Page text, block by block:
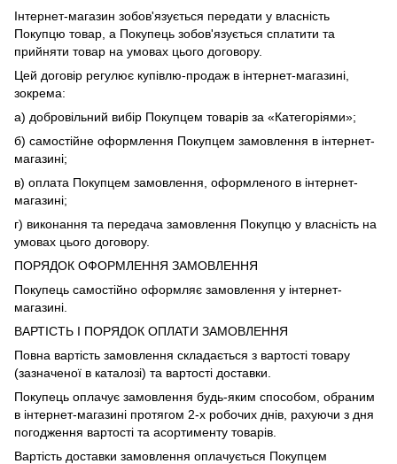
Інтернет-магазин зобов'язується передати у власність
Покупцю товар, а Покупець зобов'язується сплатити та
прийняти товар на умовах цього договору.
Цей договір регулює купівлю-продаж в інтернет-магазині,
зокрема:
а) добровільний вибір Покупцем товарів за «Категоріями»;
б) самостійне оформлення Покупцем замовлення в інтернет-
магазині;
в) оплата Покупцем замовлення, оформленого в інтернет-
магазині;
г) виконання та передача замовлення Покупцю у власність на
умовах цього договору.
ПОРЯДОК ОФОРМЛЕННЯ ЗАМОВЛЕННЯ
Покупець самостійно оформляє замовлення у інтернет-
магазині.
ВАРТІСТЬ І ПОРЯДОК ОПЛАТИ ЗАМОВЛЕННЯ
Повна вартість замовлення складається з вартості товару
(зазначеної в каталозі) та вартості доставки.
Покупець оплачує замовлення будь-яким способом, обраним
в інтернет-магазині протягом 2-х робочих днів, рахуючи з дня
погодження вартості та асортименту товарів.
Вартість доставки замовлення оплачується Покупцем